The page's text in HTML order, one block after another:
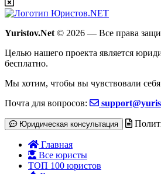
Yuristov.Net © 2026 — Все права
Целью нашего проекта является
бесплатно.
Мы хотим, чтобы вы чувствовали
Почта для вопросов:
Юридическая консультация
Главная
Все юристы
ТОП 100 юристов